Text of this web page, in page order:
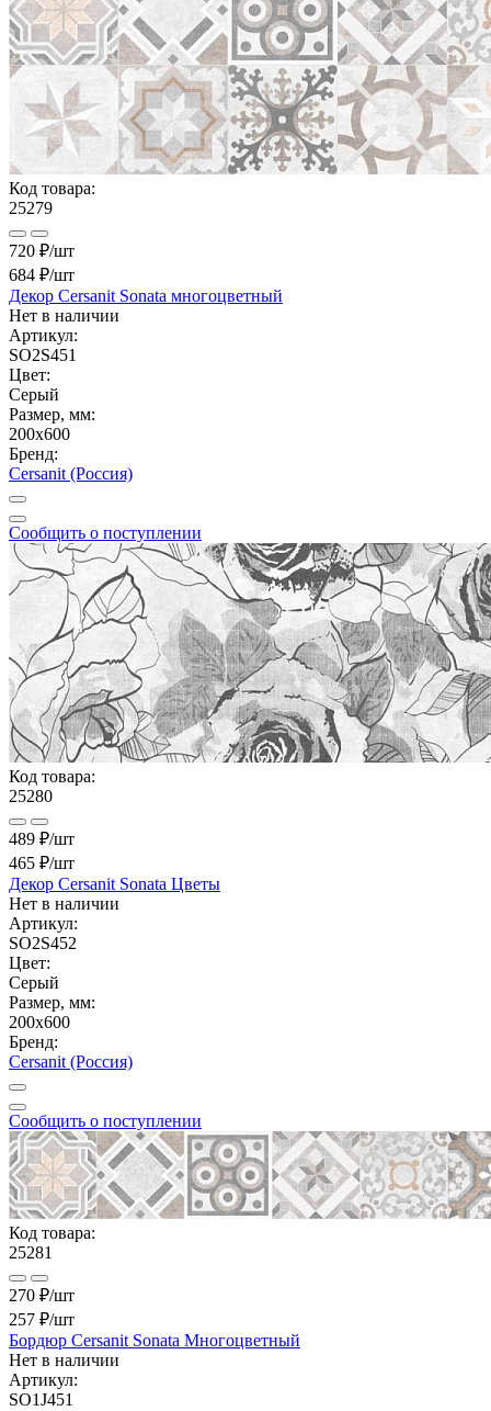
Код товара:
25279
720 ₽/шт
684 ₽/шт
Декор Cersanit Sonata многоцветный
Нет в наличии
Артикул:
SO2S451
Цвет:
Серый
Размер, мм:
200x600
Бренд:
Cersanit (Россия)
Сообщить о поступлении
Код товара:
25280
489 ₽/шт
465 ₽/шт
Декор Cersanit Sonata Цветы
Нет в наличии
Артикул:
SO2S452
Цвет:
Серый
Размер, мм:
200x600
Бренд:
Cersanit (Россия)
Сообщить о поступлении
Код товара:
25281
270 ₽/шт
257 ₽/шт
Бордюр Cersanit Sonata Многоцветный
Нет в наличии
Артикул:
SO1J451